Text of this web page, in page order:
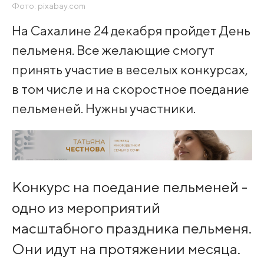
Фото: pixabay.com
На Сахалине 24 декабря пройдет День
пельменя. Все желающие смогут
принять участие в веселых конкурсах,
в том числе и на скоростное поедание
пельменей. Нужны участники.
Конкурс на поедание пельменей -
одно из мероприятий
масштабного праздника пельменя.
Они идут на протяжении месяца.